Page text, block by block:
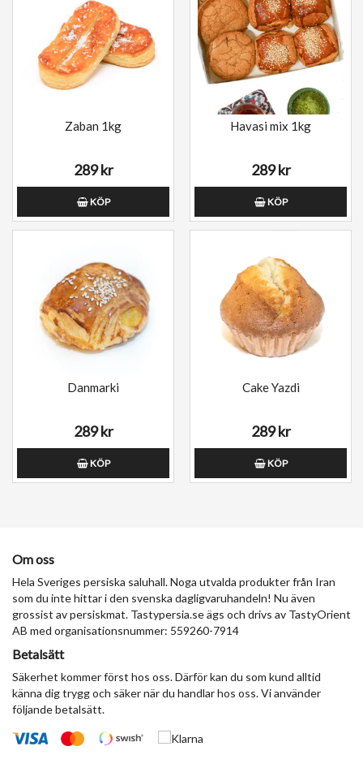
Zaban 1kg
289 kr
KÖP
Havasi mix 1kg
289 kr
KÖP
Danmarki
289 kr
KÖP
Cake Yazdi
289 kr
KÖP
Om oss
Hela Sveriges persiska saluhall. Noga utvalda produkter från Iran
som du inte hittar i den svenska dagligvaruhandeln! Nu även
grossist av persiskmat. Tastypersia.se ägs och drivs av TastyOrient
AB med organisationsnummer: 559260-7914
Betalsätt
Säkerhet kommer först hos oss. Därför kan du som kund alltid
känna dig trygg och säker när du handlar hos oss. Vi använder
följande betalsätt.